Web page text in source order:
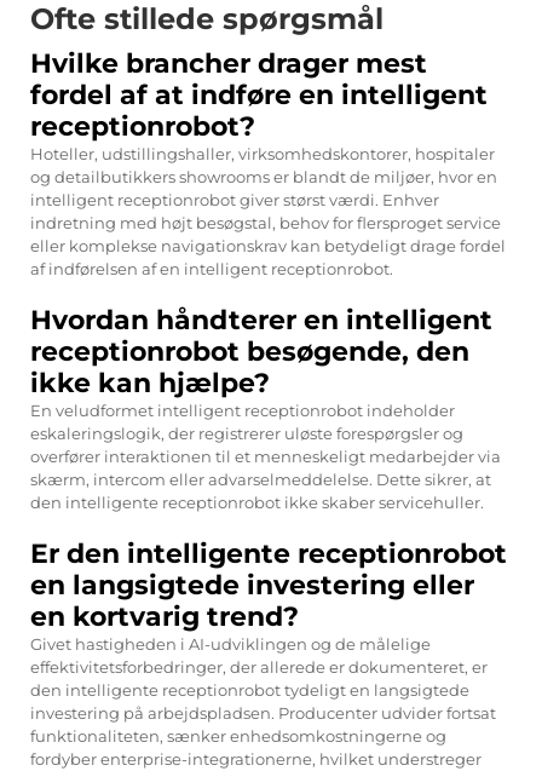
Ofte stillede spørgsmål
Hvilke brancher drager mest
fordel af at indføre en intelligent
receptionrobot?
Hoteller, udstillingshaller, virksomhedskontorer, hospitaler
og detailbutikkers showrooms er blandt de miljøer, hvor en
intelligent receptionrobot giver størst værdi. Enhver
indretning med højt besøgstal, behov for flersproget service
eller komplekse navigationskrav kan betydeligt drage fordel
af indførelsen af en intelligent receptionrobot.
Hvordan håndterer en intelligent
receptionrobot besøgende, den
ikke kan hjælpe?
En veludformet intelligent receptionrobot indeholder
eskaleringslogik, der registrerer uløste forespørgsler og
overfører interaktionen til et menneskeligt medarbejder via
skærm, intercom eller advarselmeddelelse. Dette sikrer, at
den intelligente receptionrobot ikke skaber servicehuller.
Er den intelligente receptionrobot
en langsigtede investering eller
en kortvarig trend?
Givet hastigheden i AI-udviklingen og de målelige
effektivitetsforbedringer, der allerede er dokumenteret, er
den intelligente receptionrobot tydeligt en langsigtede
investering på arbejdspladsen. Producenter udvider fortsat
funktionaliteten, sænker enhedsomkostningerne og
fordyber enterprise-integrationerne, hvilket understreger